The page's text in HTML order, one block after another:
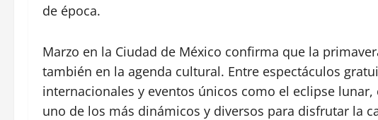
de época.
Marzo en la Ciudad de México confirma que la
también en la agenda cultural. Entre espectáculos
internacionales y eventos únicos como el eclipse
uno de los más dinámicos y diversos para disfrutar la